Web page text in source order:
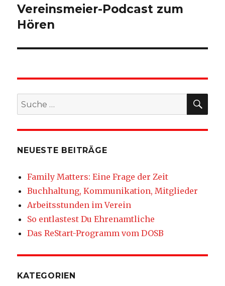
Vereinsmeier-Podcast zum
Hören
Suche
nach:
NEUESTE BEITRÄGE
Family Matters: Eine Frage der Zeit
Buchhaltung, Kommunikation, Mitglieder
Arbeitsstunden im Verein
So entlastest Du Ehrenamtliche
Das ReStart-Programm vom DOSB
KATEGORIEN